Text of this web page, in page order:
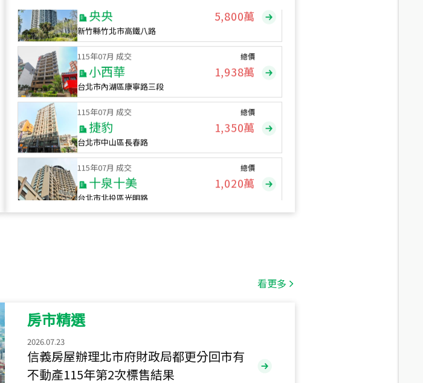
新竹縣竹北市高鐵八路
115年07月 成交
小西華
台北市內湖區康寧路三段
總價
1,938萬
115年07月 成交
捷豹
台北市中山區長春路
總價
1,350萬
115年07月 成交
十泉十美
台北市北投區光明路
總價
1,020萬
115
新北市永和區環河西路二段
115年07月 成交
看更多
房市精選
2026.07.23
信義房屋辦理北市府財政局都更分回市有
不動產115年第2次標售結果